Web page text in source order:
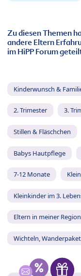
Zu diesen Themen
andere Eltern
im HiPP Forum
Kinderwunsch &
2. Trimester 3.
Stillen & Fläschchen
Babys Hautpflege
7-12 Monate
Kleinkinder im 3.
Eltern in meiner Region
Wichteln,